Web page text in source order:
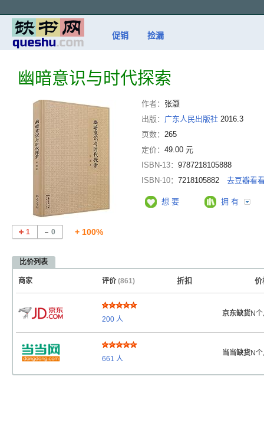
促销 捡漏
幽暗意识与时代探索
作者： 张灏
出版： 广东人民出版社 2016.3
页数： 265
定价： 49.00 元
ISBN-13： 9787218105888
ISBN-10： 7218105882 去豆瓣看
想 要 拥 有
1 0 + 100%
比价列表
商家 评价 (861) 折扣 价
200 人
京东缺货N
661 人
当当缺货N